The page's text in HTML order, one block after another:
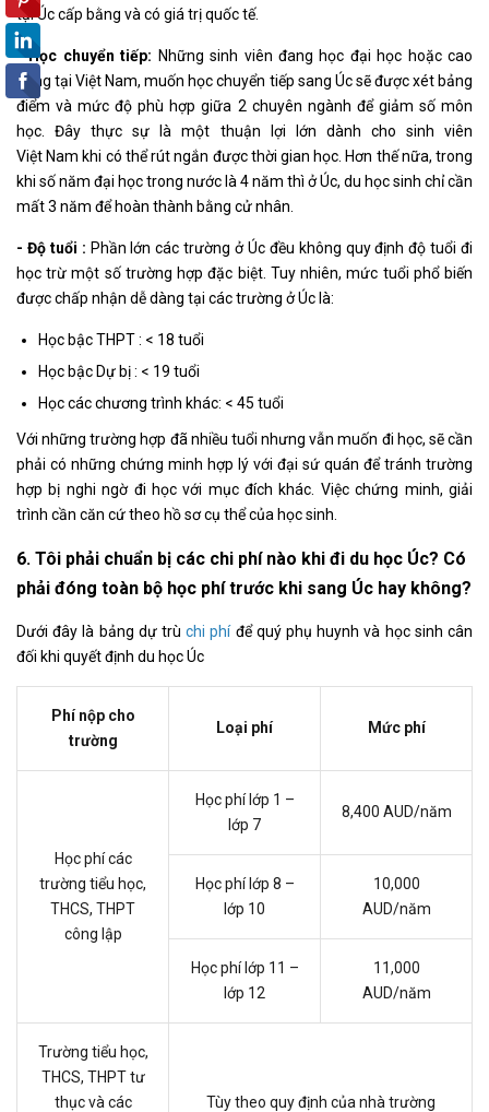
tại Úc cấp bằng và có giá trị quốc tế.
- Học chuyển tiếp: Những sinh viên đang học đại học hoặc cao
đẳng tại Việt Nam, muốn học chuyển tiếp sang Úc sẽ được xét bảng
điểm và mức độ phù hợp giữa 2 chuyên ngành để giảm số môn
học. Đây thực sự là một thuận lợi lớn dành cho sinh viên
Việt Nam khi có thể rút ngắn được thời gian học. Hơn thế nữa, trong
khi số năm đại học trong nước là 4 năm thì ở Úc, du học sinh chỉ cần
mất 3 năm để hoàn thành bằng cử nhân.
- Độ tuổi : Phần lớn các trường ở Úc đều không quy định độ tuổi đi
học trừ một số trường hợp đặc biệt. Tuy nhiên, mức tuổi phổ biến
được chấp nhận dễ dàng tại các trường ở Úc là:
Học bậc THPT : < 18 tuổi
Học bậc Dự bị : < 19 tuổi
Học các chương trình khác: < 45 tuổi
Với những trường hợp đã nhiều tuổi nhưng vẫn muốn đi học, sẽ cần
phải có những chứng minh hợp lý với đại sứ quán để tránh trường
hợp bị nghi ngờ đi học với mục đích khác. Việc chứng minh, giải
trình cần căn cứ theo hồ sơ cụ thể của học sinh.
6. Tôi phải chuẩn bị các chi phí nào khi đi du học Úc? Có
phải đóng toàn bộ học phí trước khi sang Úc hay không?
Dưới đây là bảng dự trùchi phíđể quý phụ huynh và học sinh cân
đối khi quyết định du học Úc
Phí nộp cho
trường
Loại phí Mức phí
Học phí các
trường tiểu học,
THCS, THPT
công lập
Học phí lớp 1 –
lớp 7
8,400 AUD/năm
Học phí lớp 8 –
lớp 10
10,000
AUD/năm
Học phí lớp 11 –
lớp 12
11,000
AUD/năm
Trường tiểu học,
THCS, THPT tư
thục và các
Tùy theo quy định của nhà trường